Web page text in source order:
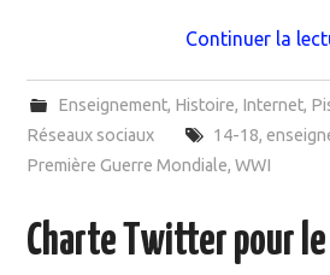
Continuer la
Enseignement, Histoire, Internet,
Réseaux sociaux
14-18,
Première Guerre Mondiale,WWI
Charte Twitter pour le